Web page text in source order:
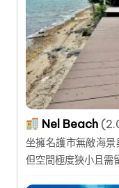
Nel Beach
坐擁名護市無敵海
但空間極度狹小且需